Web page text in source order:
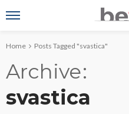
Home Posts Tagged "svastica"
Archive
svastica